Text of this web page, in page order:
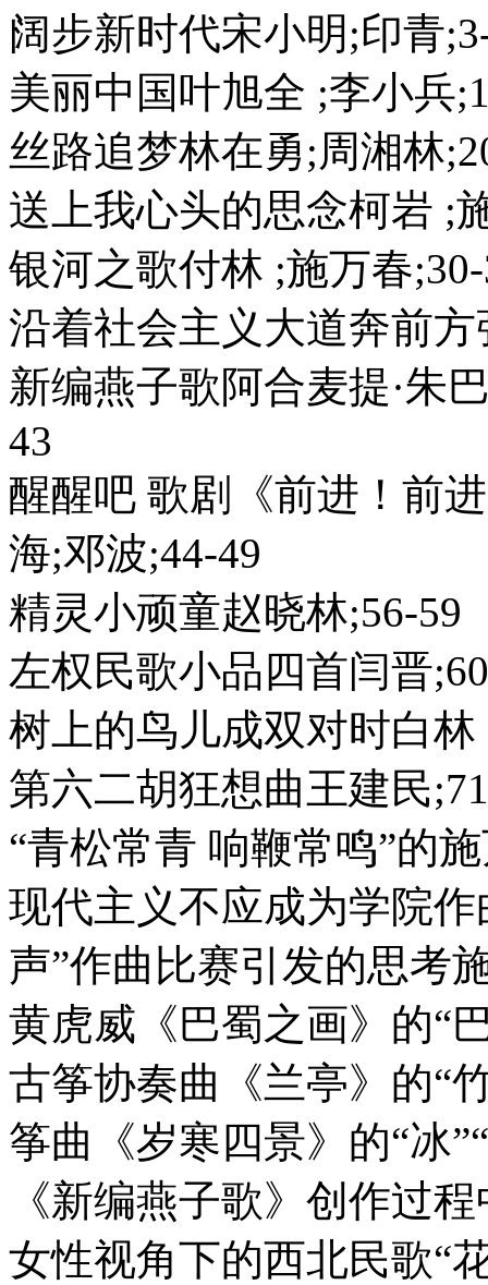
阔步新时代宋小明;印青
美丽中国叶旭全 ;李小兵
丝路追梦林在勇;周湘林
送上我心头的思念柯岩 ;
银河之歌付林 ;施万春
沿着社会主义大道奔前
新编燕子歌阿合麦提·朱
43
醒醒吧 歌剧《前进！前
海;邓波;44-49
精灵小顽童赵晓林;56-59
左权民歌小品四首闫晋
树上的鸟儿成双对时白
第六二胡狂想曲王建民
“青松常青 响鞭常鸣”的
现代主义不应成为学院
声”作曲比赛引发的思考
黄虎威《巴蜀之画》的“
古筝协奏曲《兰亭》的“
筝曲《岁寒四景》的“冰
《新编燕子歌》创作过
女性视角下的西北民歌“